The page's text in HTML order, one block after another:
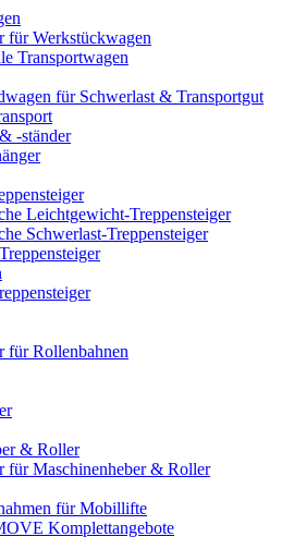
für Werkstückwagen
Transportwagen
für Schwerlast & Transportgut
-ständer
Leichtgewicht-Treppensteiger
Schwerlast-Treppensteiger
für Rollenbahnen
& Roller
für Maschinenheber & Roller
für Mobillifte
Komplettangebote